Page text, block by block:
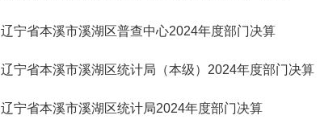
辽宁省本溪市溪湖区普查中心2024年度部门决算
辽宁省本溪市溪湖区统计局（本级）2024年度部门决算
辽宁省本溪市溪湖区统计局2024年度部门决算